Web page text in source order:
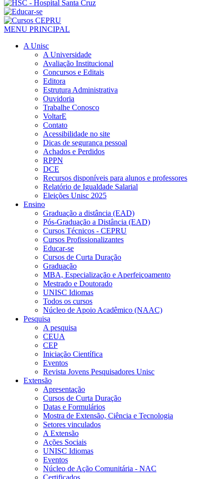
MENU PRINCIPAL
A Unisc
A Universidade
Avaliação Institucional
Concursos e Editais
Editora
Estrutura Administrativa
Ouvidoria
Trabalhe Conosco
VoltarE
Contato
Acessibilidade no site
Dicas de segurança pessoal
Achados e Perdidos
RPPN
DCE
Recursos disponíveis para alunos e professores
Relatório de Igualdade Salarial
Eleições Unisc 2025
Ensino
Graduação a distância (EAD)
Pós-Graduação a Distância (EAD)
Cursos Técnicos - CEPRU
Cursos Profissionalizantes
Educar-se
Cursos de Curta Duração
Graduação
MBA, Especialização e Aperfeiçoamento
Mestrado e Doutorado
UNISC Idiomas
Todos os cursos
Núcleo de Apoio Acadêmico (NAAC)
Pesquisa
A pesquisa
CEUA
CEP
Iniciação Científica
Eventos
Revista Jovens Pesquisadores Unisc
Extensão
Apresentação
Cursos de Curta Duração
Datas e Formulários
Mostra de Extensão, Ciência e Tecnologia
Setores vinculados
A Extensão
Ações Sociais
UNISC Idiomas
Eventos
Núcleo de Ação Comunitária - NAC